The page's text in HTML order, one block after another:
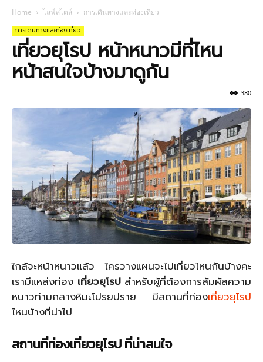
Home ไลฟ์สไตล์ การเดินทางและท่องเที่ยว
การเดินทางและท่องเที่ยว
เที่ยวยุโรป หน้าหนาวมีที่ไหน
หน้าสนใจบ้างมาดูกัน
380
ใกล้จะหน้าหนาวแล้ว ใครวางแผนจะไปเที่ยวไหนกันบ้างคะ
เรามีแหล่งท่อง เที่ยวยุโรปสำหรับผู้ที่ต้องการสัมผัสความ
หนาวท่ามกลางหิมะโปรยปราย มีสถานที่ท่องเที่ยวยุโรป
ไหนบ้างที่น่าไป
สถานที่ท่องเที่ยวยุโรป ที่น่าสนใจ